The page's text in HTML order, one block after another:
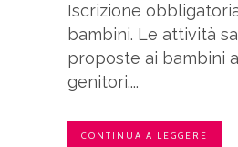
Iscrizione
bambini. Le attività
proposte ai bambini
genitori....
CONTINUA A LEGGERE